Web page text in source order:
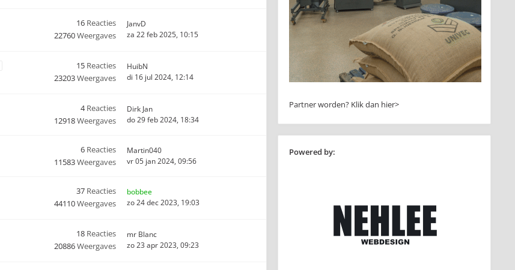
16 Reacties
22760Weergaves
JanvD
za 22 feb 2025, 10:15
15 Reacties
23203Weergaves
HuibN
di 16 jul 2024, 12:14
4Reacties
12918Weergaves
Dirk Jan
do 29 feb 2024, 18:34
6 Reacties
11583Weergaves
Martin040
vr 05 jan 2024, 09:56
37 Reacties
44110Weergaves
bobbee
zo 24 dec 2023, 19:03
18 Reacties
20886Weergaves
mr Blanc
zo 23 apr 2023, 09:23
Partner worden? Klik dan hier>
Powered by: